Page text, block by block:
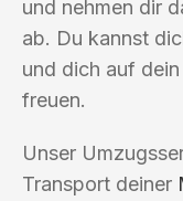
und nehmen dir
ab. Du kannst
und dich auf
freuen.
Unser
Transport deiner